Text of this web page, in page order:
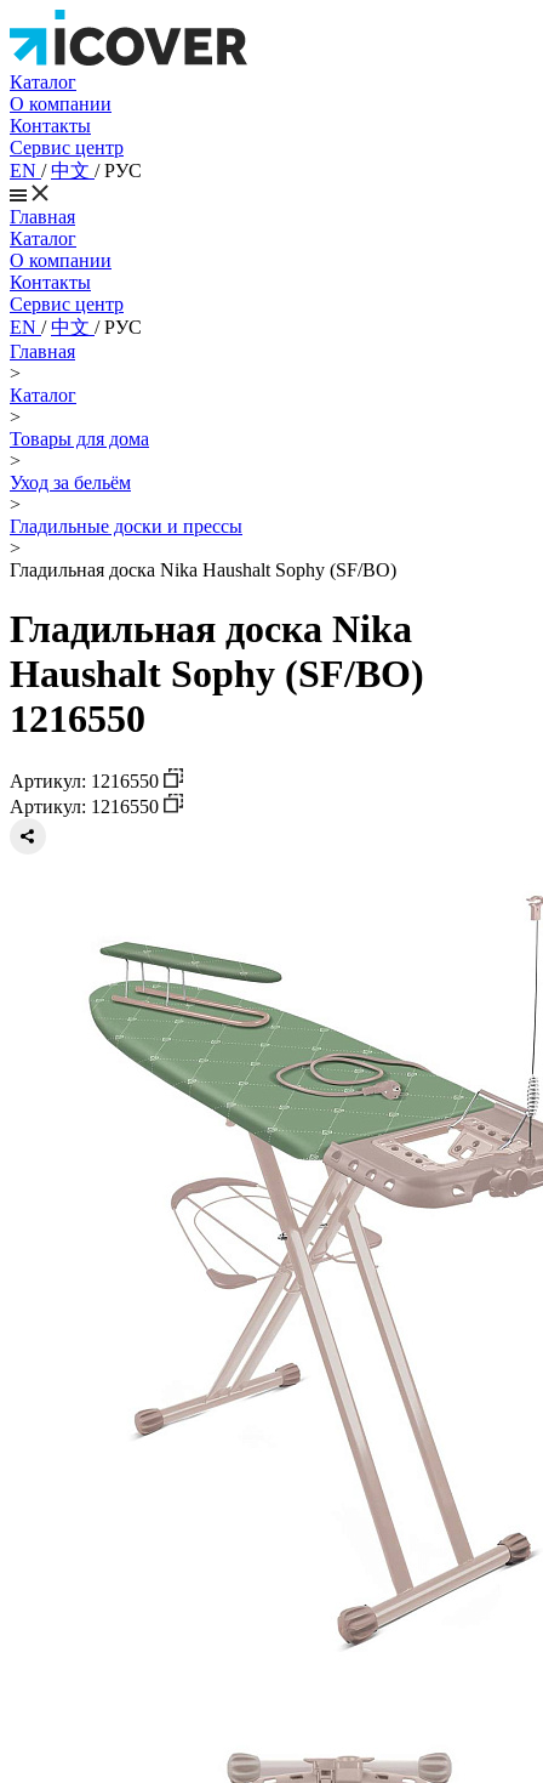
Каталог
О компании
Контакты
Сервис центр
EN /中文 /РУС
Главная
Каталог
О компании
Контакты
Сервис центр
EN /中文 /РУС
Главная
>
Каталог
>
Товары для дома
>
Уход за бельём
>
Гладильные доски и прессы
>
Гладильная доска Nika Haushalt Sophy (SF/BO)
Гладильная доска Nika
Haushalt Sophy (SF/BO)
1216550
Артикул: 1216550
Артикул: 1216550